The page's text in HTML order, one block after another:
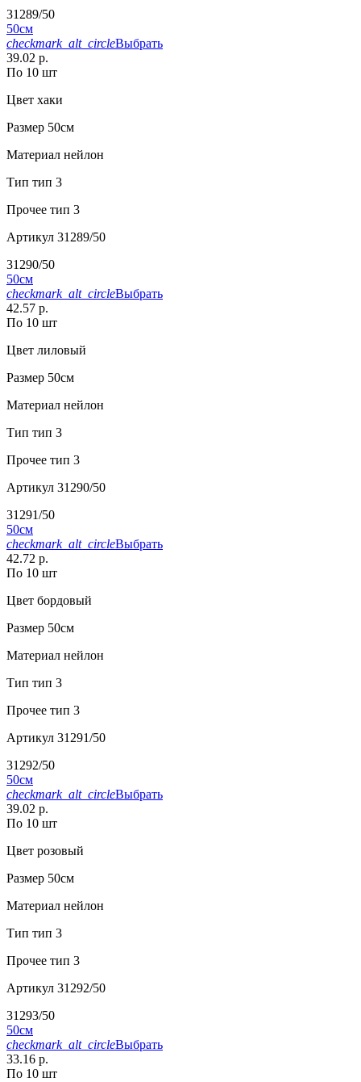
31289/50
50см
checkmark_alt_circleВыбрать
39.02 р.
По 10 шт
Цвет хаки
Размер 50см
Материал нейлон
Тип тип 3
Прочее тип 3
Артикул 31289/50
31290/50
50см
checkmark_alt_circleВыбрать
42.57 р.
По 10 шт
Цвет лиловый
Размер 50см
Материал нейлон
Тип тип 3
Прочее тип 3
Артикул 31290/50
31291/50
50см
checkmark_alt_circleВыбрать
42.72 р.
По 10 шт
Цвет бордовый
Размер 50см
Материал нейлон
Тип тип 3
Прочее тип 3
Артикул 31291/50
31292/50
50см
checkmark_alt_circleВыбрать
39.02 р.
По 10 шт
Цвет розовый
Размер 50см
Материал нейлон
Тип тип 3
Прочее тип 3
Артикул 31292/50
31293/50
50см
checkmark_alt_circleВыбрать
33.16 р.
По 10 шт